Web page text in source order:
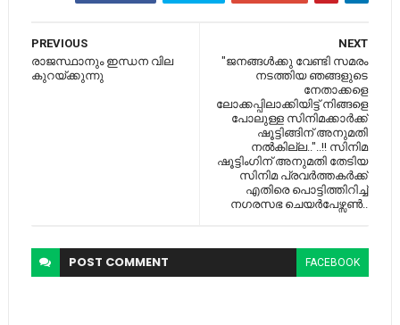
NEXT
"ജനങ്ങള്‍ക്കു വേണ്ടി സമരം
നടത്തിയ ഞങ്ങളുടെ
നേതാക്കളെ
ലോക്കപ്പിലാക്കിയിട്ട് നിങ്ങളെ
പോലുള്ള സിനിമക്കാര്‍ക്ക്
ഷൂട്ടിങ്ങിന് അനുമതി
നല്‍കില്ല.."..!! സിനിമ
ഷൂട്ടിംഗിന് അനുമതി തേടിയ
സിനിമ പ്രവർത്തകർക്ക്
എതിരെ പൊട്ടിത്തിറിച്ച്
നഗരസഭ ചെയർപേഴ്സൺ..
PREVIOUS
രാജസ്ഥാനും ഇന്ധന വില
കുറയ്ക്കുന്നു
POST COMMENT FACEBOOK